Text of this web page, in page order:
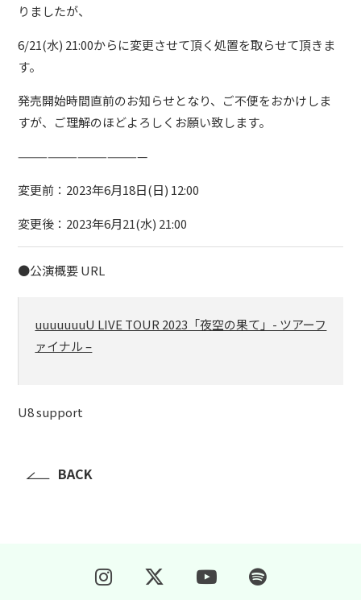
りましたが、
6/21(水) 21:00からに変更させて頂く処置を取らせて頂きま
す。
発売開始時間直前のお知らせとなり、ご不便をおかけしま
すが、ご理解のほどよろしくお願い致します。
—————————————
変更前：2023年6月18日(日) 12:00
変更後：2023年6月21(水) 21:00
●公演概要 URL
uuuuuuuU LIVE TOUR 2023「夜空の果て」- ツアーフ
ァイナル –
U8 support
BACK